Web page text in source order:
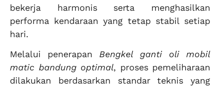
bekerja harmonis serta menghasilkan
performa kendaraan yang tetap stabil setiap
hari.
Melalui penerapan Bengkel ganti oli mobil
matic bandung optimal, proses pemeliharaan
dilakukan berdasarkan standar teknis yang